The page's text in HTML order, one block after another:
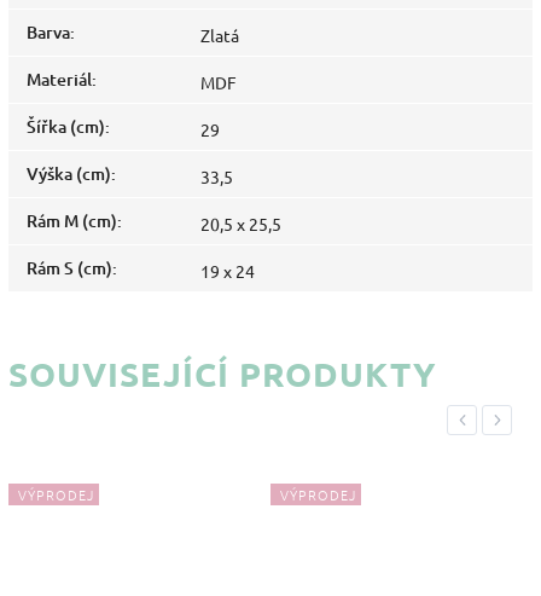
Barva: Zlatá
Materiál: MDF
Šířka (cm): 29
Výška (cm): 33,5
Rám M (cm): 20,5 x 25,5
Rám S (cm): 19 x 24
SOUVISEJÍCÍ PRODUKTY
Previous
VÝPRODEJ VÝPRODEJ
Next